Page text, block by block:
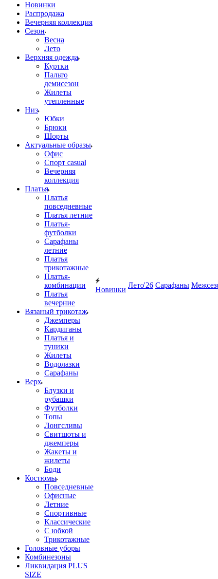
Новинки
Распродажа
Вечерняя коллекция
Сезон
Весна
Лето
Верхняя одежда
Куртки
Пальто
демисезон
Жилеты
утепленные
Низ
Юбки
Брюки
Шорты
Актуальные образы
Офис
Спорт casual
Вечерняя
коллекция
Платья
Платья
повседневные
Платья летние
Платья-
футболки
Сарафаны
летние
Платья
трикотажные
Платья-
комбинации
Платья
вечерние
Вязаный трикотаж
Джемперы
Кардиганы
Платья и
туники
Жилеты
Водолазки
Сарафаны
Верх
Блузки и
рубашки
Футболки
Топы
Лонгсливы
Свитшоты и
джемперы
Жакеты и
жилеты
Боди
Костюмы
Повседневные
Офисные
Летние
Спортивные
Классические
С юбкой
Трикотажные
Головные уборы
Комбинезоны
Ликвидация PLUS
SIZE
Новинки
Лето'26 Сарафаны